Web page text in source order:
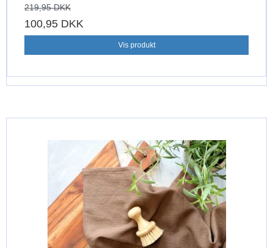
219,95 DKK
100,95 DKK
Vis produkt